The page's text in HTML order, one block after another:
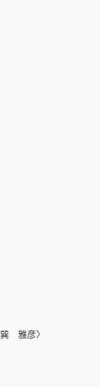
雅彦〉